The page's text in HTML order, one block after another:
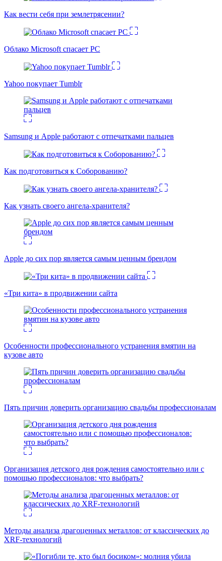
Как вести себя при землетрясении?
Облако Microsoft спасает PC
Yahoo покупает Tumblr
Samsung и Apple работают с отпечатками пальцев
Как подготовиться к Соборованию?
Как узнать своего ангела-хранителя?
Apple до сих пор является самым ценным брендом
«Три кита» в продвижении сайта
Особенности профессионального устранения вмятин на
кузове авто
Пять причин доверить организацию свадьбы профессионалам
Организация детского дня рождения самостоятельно или с
помощью профессионалов: что выбрать?
Методы анализа драгоценных металлов: от классических до
XRF-технологий